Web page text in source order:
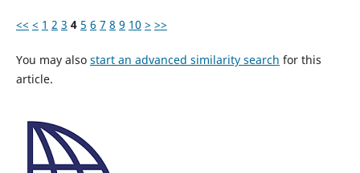
<< < 1 2 3 4 5 6 7 8 9 10 > >>
You may also start an advanced similarity search for this
article.